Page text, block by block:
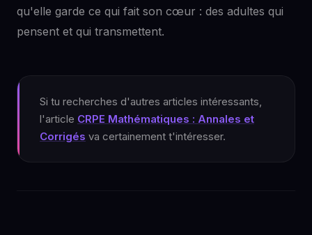
qu'elle garde ce qui fait son cœur : des adultes qui
pensent et qui transmettent.
Si tu recherches d'autres articles intéressants,
l'article CRPE Mathématiques : Annales et
Corrigés va certainement t'intéresser.